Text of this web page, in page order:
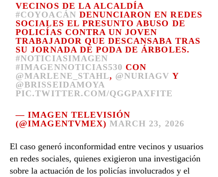
VECINOS DE LA ALCALDÍA
#COYOACÁN DENUNCIARON EN REDES
SOCIALES EL PRESUNTO ABUSO DE
POLICÍAS CONTRA UN JOVEN
TRABAJADOR QUE DESCANSABA TRAS
SU JORNADA DE PODA DE ÁRBOLES.
#NOTICIASIMAGEN
#IMAGENNOTICIAS530 CON
@MARLENE_STAHL, @NURIAGV Y
@BRISSEIDAMOYA
PIC.TWITTER.COM/QGGPAXFITE
— IMAGEN TELEVISIÓN
(@IMAGENTVMEX) MARCH 23, 2026
El caso generó inconformidad entre vecinos y usuarios
en redes sociales, quienes exigieron una investigación
sobre la actuación de los policías involucrados y el